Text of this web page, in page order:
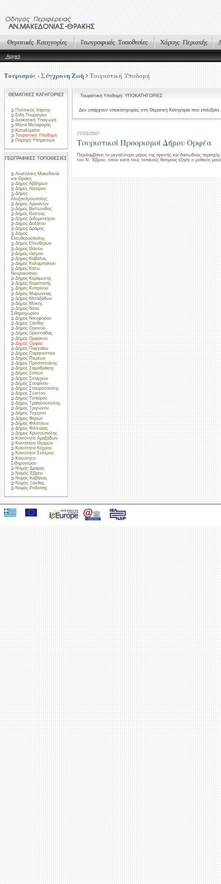
Αρχική
Τουρισμός - Σύγχρονη Ζωή Τουριστική Υποδομή
ΘΕΜΑΤΙΚΕΣ ΚΑΤΗΓΟΡΙΕΣ
Πολιτικός Χάρτης
Είδη Τουρισμού
Διοικητική Υπαγωγή
Μέσα Μεταφοράς
Καταλύματα
Τουριστική Υποδομή
Παροχή Υπηρεσιών
ΓΕΩΓΡΑΦΙΚΕΣ ΤΟΠΟΘΕΣΙΕΣ
Ανατολική Μακεδονία
και Θράκη
Δήμος Αβδήρων
Δήμος Αιγείρου
Δήμος
Αλεξανδρούπολης
Δήμος Αρριανών
Δήμος Βιστωνίδος
Δήμος Βύσσας
Δήμος Διδυμοτείχου
Δήμος Δοξάτου
Δήμος Δράμας
Δήμος
Ελευθερούπολης
Δήμος Ελευθερών
Δήμος Θάσου
Δήμος Ιάσμου
Δήμος Καβάλας
Δήμος Καλαμπακίου
Δήμος Κάτω
Νευροκοπίου
Δήμος Κεραμωτής
Δήμος Κομοτηνής
Δήμος Κυπρίνου
Δήμος Μαρωνείας
Δήμος Μεταξάδων
Δήμος Μύκης
Δήμος Νέου
Σιδηροχωρίου
Δήμος Νικηφόρου
Δήμος Ξάνθης
Δήμος Ορεινού
Δήμος Ορεστιάδας
Δήμος Ορφανού
Δήμος Ορφέα
Δήμος Παγγαίου
Δήμος Παρανεστίου
Δήμος Πιερέων
Δήμος Προσοτσάνης
Δήμος Σαμοθράκης
Δήμος Σαπών
Δήμος Σιταγρών
Δήμος Σουφλίου
Δήμος Σταυρούπολης
Δήμος Σώστου
Δήμος Τοπείρου
Δήμος Τραϊανούπολης
Δήμος Τριγώνου
Δήμος Τυχερού
Δήμος Φερών
Δήμος Φιλίππων
Δήμος Φιλλύρας
Δήμος Χρυσούπολης
Κοινότητα Αμαξάδων
Κοινότητα Θερμών
Κοινότητα Κέχρου
Κοινότητα Σελέρου
Κοινότητα
Σιδηρονέρου
Νομός Δράμας
Νομός Έβρου
Νομός Καβάλας
Νομός Ξάνθης
Νομός Ροδόπης
Τουριστική Υποδομή: ΥΠΟΚΑΤΗΓΟΡΙΕΣ
Δεν υπάρχουν υποκατηγορίες στη Θεματική Κατηγορία που επιλέξατε.
27/03/2007
Τουριστικοί Προορισμοί Δήμου Ορφέα
Περιλαμβάνει το μεγαλύτερο μέρος της ορεινής και δασώδους
του Ν. Έβρου, όπου κατά τους τοπικούς θεσμούς έζησε ο μυθικός